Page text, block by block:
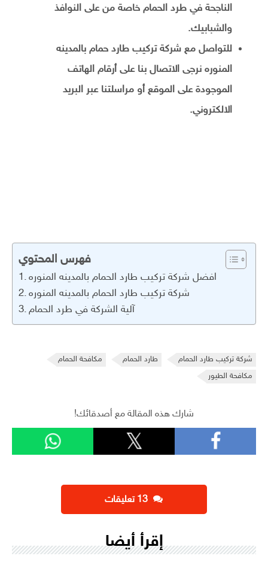
الناجحة في طرد الحمام خاصة من على النوافذ
والشبابيك.
للتواصل مع شركة تركيب طارد حمام بالمدينه
المنوره نرجى الاتصال بنا على أرقام الهاتف
الموجودة على الموقع أو مراسلتنا عبر البريد
الالكتروني.
فهرس المحتوي
افضل شركة تركيب طارد الحمام بالمدينه المنوره
شركة تركيب طارد الحمام بالمدينه المنوره
آلية الشركة في طرد الحمام
شركة تركيب طارد الحمام طارد الحمام
مكافحة الحمام
مكافحة الطيور
شارك هذه المقالة مع أصدقائك!
إقرأ أيضا